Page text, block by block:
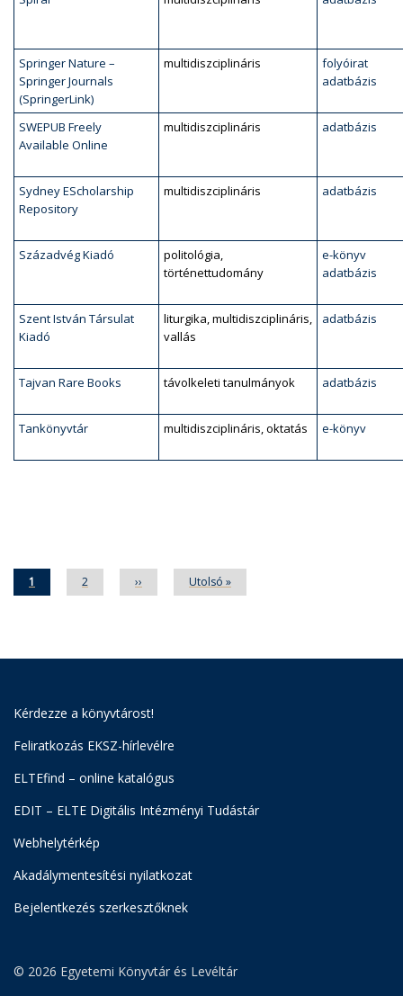
Springer Nature –
Springer Journals
(SpringerLink)
multidiszciplináris
folyóirat
adatbázis
SWEPUB Freely
Available Online
multidiszciplináris adatbázis
Sydney EScholarship
Repository
multidiszciplináris adatbázis
Századvég Kiadó
politológia,
történettudomány
e-könyv
adatbázis
Szent István Társulat
Kiadó
liturgika, multidiszciplináris,
vallás
adatbázis
Tajvan Rare Books távolkeleti tanulmányok adatbázis
Tankönyvtár multidiszciplináris, oktatás e-könyv
Jelenlegi
oldal
1 Oldal
2 Következő
oldal
›› Utolsó
oldal
Utolsó »
Kérdezze a könyvtárost!
Feliratkozás EKSZ-hírlevélre
ELTEfind – online katalógus
EDIT – ELTE Digitális Intézményi Tudástár
Webhelytérkép
Akadálymentesítési nyilatkozat
Bejelentkezés szerkesztőknek
© 2026 Egyetemi Könyvtár és Levéltár